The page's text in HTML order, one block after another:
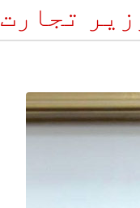
تجارت